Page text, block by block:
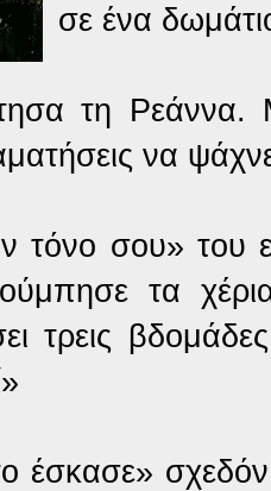
σε ένα
τη Ρεάννα.
να
τόνο σου» του
τα
τρεις
έσκασε»